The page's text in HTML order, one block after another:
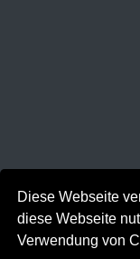
Diese Webseite
diese Webseite
Verwendung von